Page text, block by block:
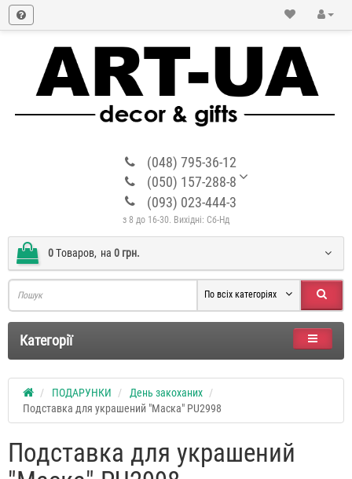
(048) 795-36-12
(050) 157-288-8
(093) 023-444-3
з 8 до 16-30. Вихідні: Сб-Нд
0Tоваров, на 0 грн.
По всіх категоріях
Категорії
ПОДАРУНКИ
День закоханих
Подставка для украшений "Маска" PU2998
Подставка для украшений